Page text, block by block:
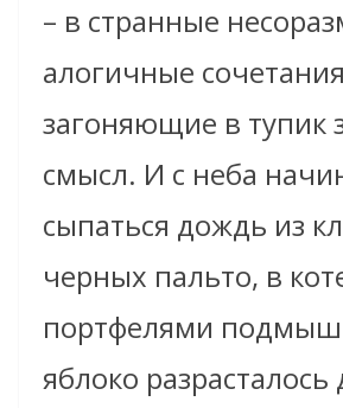
– в странные
алогичные
загоняющие в тупик
смысл. И с неба
сыпаться дождь из
черных пальто, в
портфелями
яблоко разрасталось